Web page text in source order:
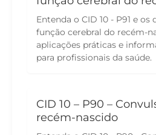
Entenda o CID 10 - P91 e os
função cerebral do recém-
aplicações práticas e
para profissionais da saúde.
CID 10 – P90 –
recém-nascido